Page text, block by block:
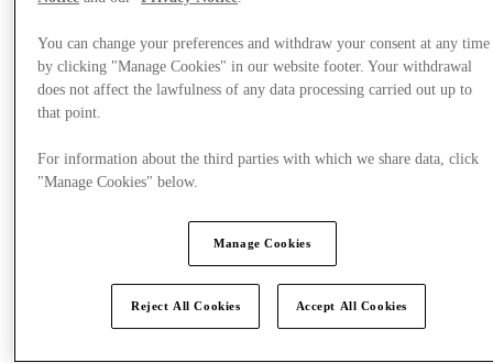
Naplánujte si návštěvu
You can change your preferences and withdraw your consent at any time
by clicking "Manage Cookies" in our website footer. Your withdrawal
does not affect the lawfulness of any data processing carried out up to
that point.
For information about the third parties with which we share data, click
"Manage Cookies" below.
Manage Cookies
Reject All Cookies Accept All Cookies